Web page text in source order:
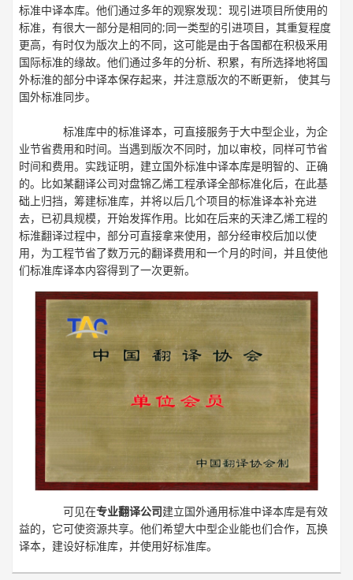
标准中译本库。他们通过多年的观察发现：现引进项目所使用的
标准，有很大一部分是相同的;同一类型的引进项目，其重复程度
更高，有时仅为版次上的不同，这可能是由于各国都在积极釆用
国际标准的缘故。他们通过多年的分析、积累，有所选择地将国
外标淮的部分中译本保存起来，并注意版次的不断更新， 使其与
国外标准同步。
标准库中的标准译本，可直接服务于大中型企业，为企
业节省费用和时间。当遇到版次不同时，加以审校，同样可节省
时间和费用。实践证明，建立国外标准中译本库是明智的、正确
的。比如某翻译公司对盘锦乙烯工程承译全部标准化后，在此基
础上归挡，筹建标准库，并将以后几个项目的标准译本补充进
去，已初具规模，开始发挥作用。比如在后来的天津乙烯工程的
标淮翻译过程中，部分可直接拿来使用，部分经审校后加以使
用，为工程节省了数万元的翻译费用和一个月的时间，并且使他
们标准库译本内容得到了一次更新。
可见在专业翻译公司建立国外通用标准中译本库是有效
益的，它可使资源共享。他们希望大中型企业能也们合作，瓦换
译本，建设好标准库，并使用好标准库。